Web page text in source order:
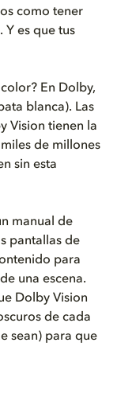
como tener
Y es que tus
En Dolby,
blanca). Las
Vision tienen la
de millones
sin esta
manual de
pantallas de
para
una escena.
Dolby Vision
de cada
sean) para que